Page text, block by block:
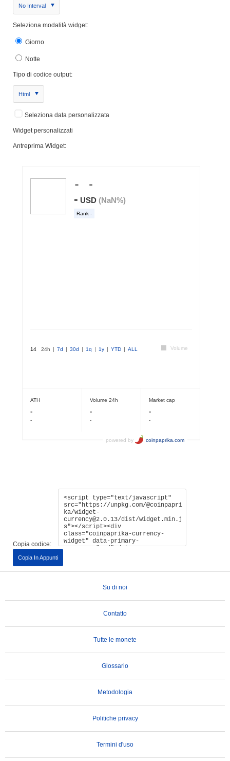
No Interval
Seleziona modalità widget:
Giorno
Notte
Tipo di codice output:
Html
Seleziona data personalizzata
Widget personalizzati
Antreprima Widget:
Copia codice:
Copia In Appunti
Su di noi
Contatto
Tutte le monete
Glossario
Metodologia
Politiche privacy
Termini d'uso